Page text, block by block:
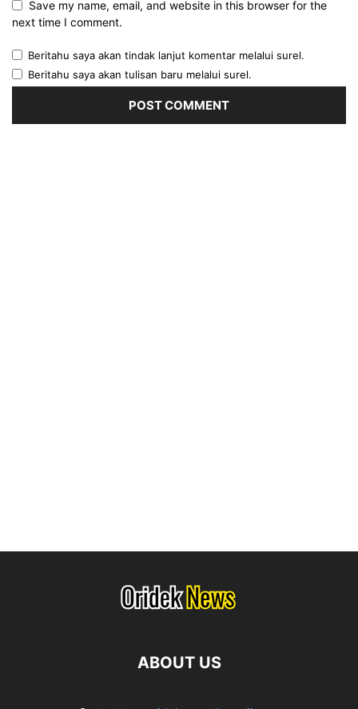
Save my name, email, and website in this browser for the
next time I comment.
Beritahu saya akan tindak lanjut komentar melalui surel.
Beritahu saya akan tulisan baru melalui surel.
ABOUT US